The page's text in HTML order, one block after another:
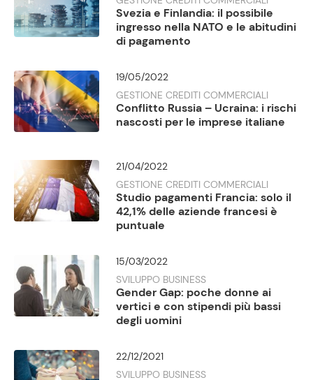
Svezia e Finlandia: il possibile
ingresso nella NATO e le abitudini
di pagamento
19/05/2022
GESTIONE CREDITI COMMERCIALI
Conflitto Russia – Ucraina: i rischi
nascosti per le imprese italiane
21/04/2022
GESTIONE CREDITI COMMERCIALI
Studio pagamenti Francia: solo il
42,1% delle aziende francesi è
puntuale
15/03/2022
SVILUPPO BUSINESS
Gender Gap: poche donne ai
vertici e con stipendi più bassi
degli uomini
22/12/2021
SVILUPPO BUSINESS